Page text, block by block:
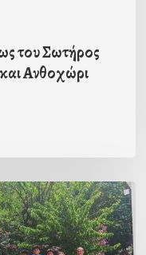
του Σωτήρος
Ανθοχώρι